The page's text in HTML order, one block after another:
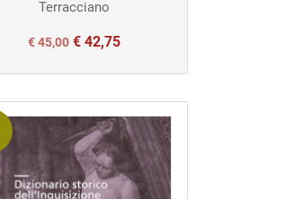
Terracciano
Il
€ 45,00.
€45,00Il
è:
€ 45,00.
€ 42,75